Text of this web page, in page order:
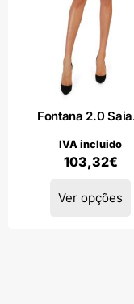
Fontana 2.0
103,32€
IVA incluido
Ver opções